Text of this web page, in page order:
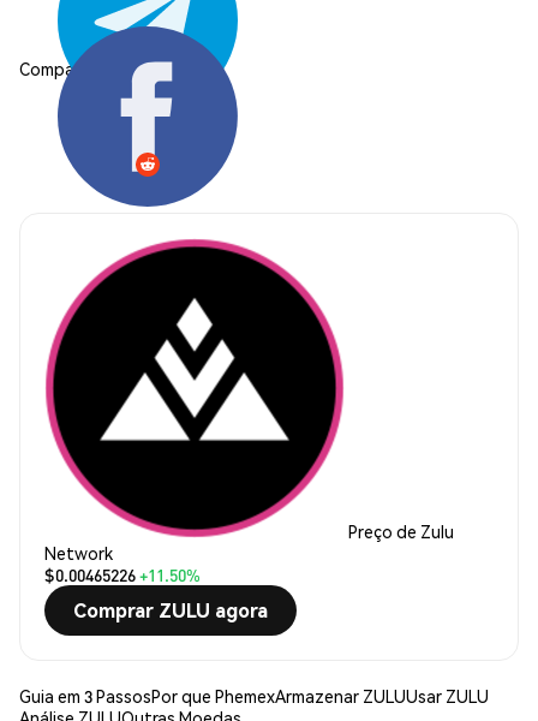
Compartilhar:
Preço de Zulu
Network
$0.00465226+11.50%
Comprar ZULU agora
Guia em 3 PassosPor que PhemexArmazenar ZULUUsar ZULU